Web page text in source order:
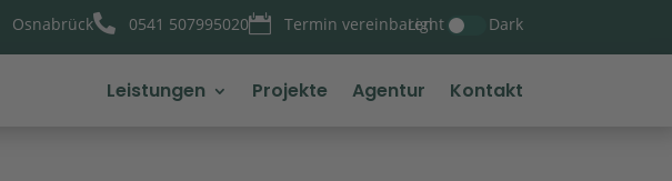
Osnabrück 0541 507995020 Termin vereinbaren
Light Dark
Leistungen Projekte Agentur Kontakt